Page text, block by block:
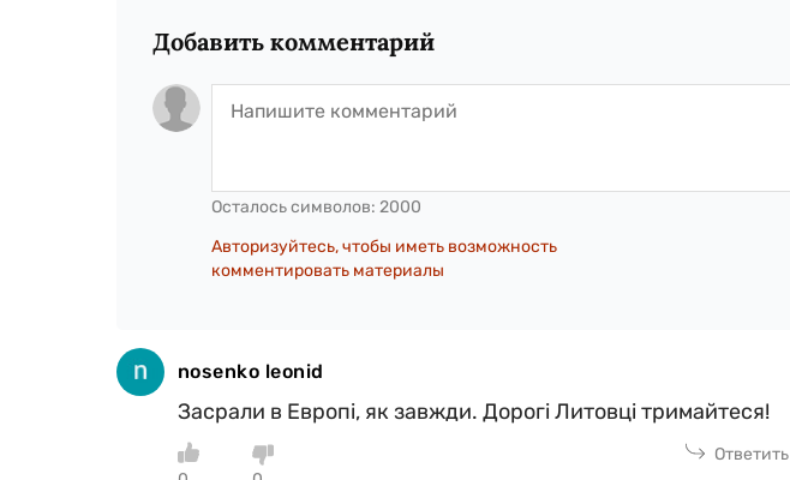
Добавить комментарий
Осталось символов: 2000
Авторизуйтесь, чтобы иметь возможность
комментировать материалы
nosenko leonid
Засрали в Европi, як завжди. Дорогi Литовцi тримайтеся!
Ответить